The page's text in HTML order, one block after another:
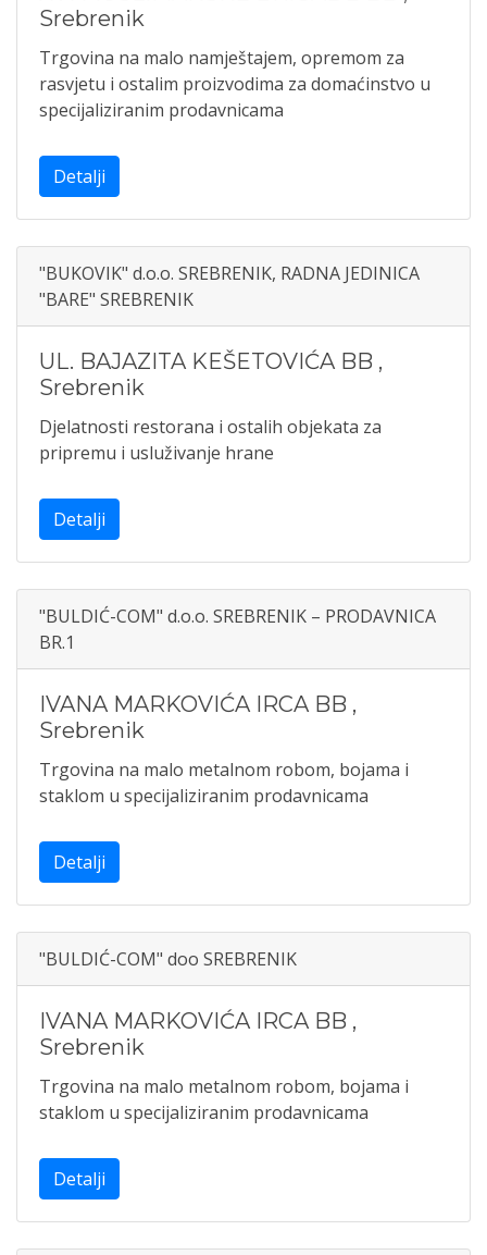
Srebrenik
Trgovina na malo namještajem, opremom za
rasvjetu i ostalim proizvodima za domaćinstvo u
specijaliziranim prodavnicama
Detalji
"BUKOVIK" d.o.o. SREBRENIK, RADNA JEDINICA
"BARE" SREBRENIK
UL. BAJAZITA KEŠETOVIĆA BB ,
Srebrenik
Djelatnosti restorana i ostalih objekata za
pripremu i usluživanje hrane
Detalji
"BULDIĆ-COM" d.o.o. SREBRENIK – PRODAVNICA
BR.1
IVANA MARKOVIĆA IRCA BB ,
Srebrenik
Trgovina na malo metalnom robom, bojama i
staklom u specijaliziranim prodavnicama
Detalji
"BULDIĆ-COM" doo SREBRENIK
IVANA MARKOVIĆA IRCA BB ,
Srebrenik
Trgovina na malo metalnom robom, bojama i
staklom u specijaliziranim prodavnicama
Detalji